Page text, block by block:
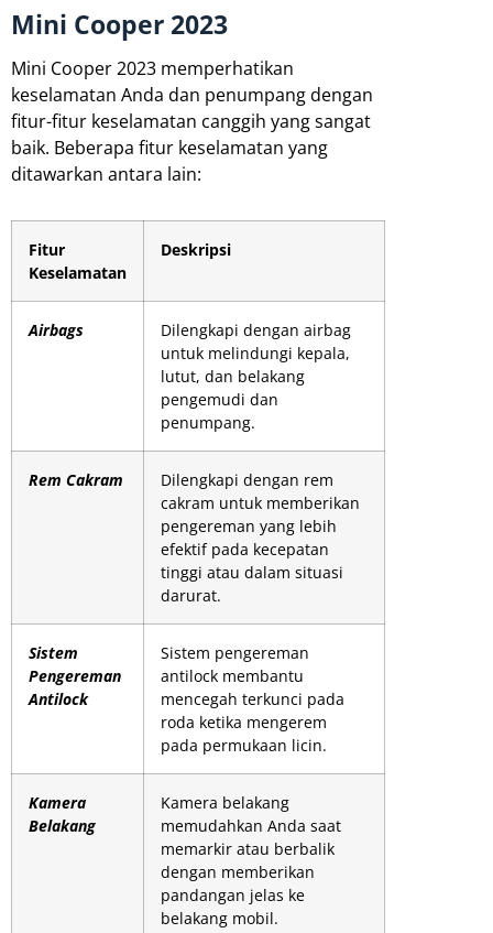
Mini Cooper 2023
Mini Cooper 2023 memperhatikan
keselamatan Anda dan penumpang dengan
fitur-fitur keselamatan canggih yang sangat
baik. Beberapa fitur keselamatan yang
ditawarkan antara lain:
Fitur
Keselamatan
Deskripsi
Airbags
Dilengkapi dengan airbag
untuk melindungi kepala,
lutut, dan belakang
pengemudi dan
penumpang.
Rem Cakram
Dilengkapi dengan rem
cakram untuk memberikan
pengereman yang lebih
efektif pada kecepatan
tinggi atau dalam situasi
darurat.
Sistem
Pengereman
Antilock
Sistem pengereman
antilock membantu
mencegah terkunci pada
roda ketika mengerem
pada permukaan licin.
Kamera
Belakang
Kamera belakang
memudahkan Anda saat
memarkir atau berbalik
dengan memberikan
pandangan jelas ke
belakang mobil.